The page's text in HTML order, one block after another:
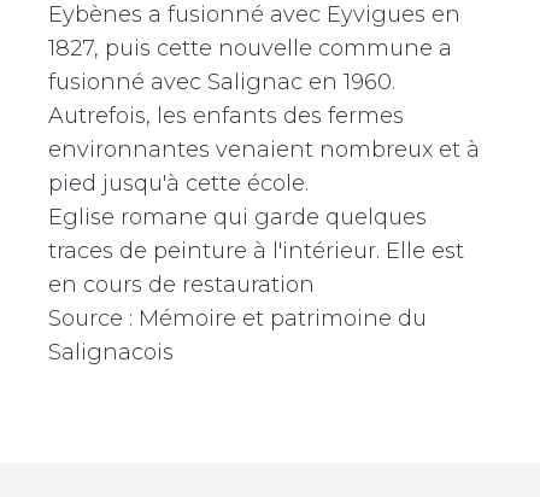
Eybènes a fusionné avec Eyvigues en
1827, puis cette nouvelle commune a
fusionné avec Salignac en 1960.
Autrefois, les enfants des fermes
environnantes venaient nombreux et à
pied jusqu'à cette école.
Eglise romane qui garde quelques
traces de peinture à l'intérieur. Elle est
en cours de restauration
Source : Mémoire et patrimoine du
Salignacois